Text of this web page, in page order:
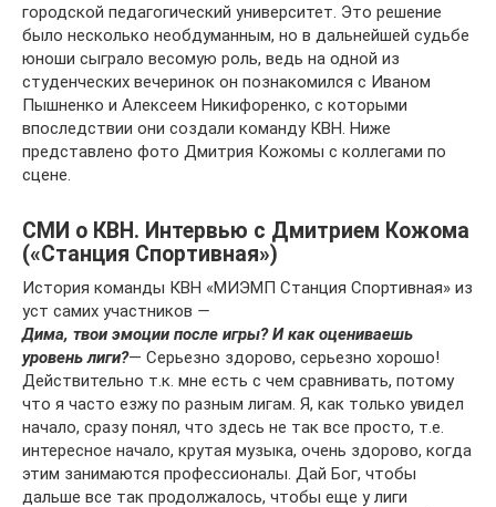
городской педагогический университет. Это решение
было несколько необдуманным, но в дальнейшей судьбе
юноши сыграло весомую роль, ведь на одной из
студенческих вечеринок он познакомился с Иваном
Пышненко и Алексеем Никифоренко, с которыми
впоследствии они создали команду КВН. Ниже
представлено фото Дмитрия Кожомы с коллегами по
сцене.
СМИ о КВН. Интервью с Дмитрием Кожома
(«Станция Спортивная»)
История команды КВН «МИЭМП Станция Спортивная» из
уст самих участников —
Дима, твои эмоции после игры? И как оцениваешь
уровень лиги?— Серьезно здорово, серьезно хорошо!
Действительно т.к. мне есть с чем сравнивать, потому
что я часто езжу по разным лигам. Я, как только увидел
начало, сразу понял, что здесь не так все просто, т.е.
интересное начало, крутая музыка, очень здорово, когда
этим занимаются профессионалы. Дай Бог, чтобы
дальше все так продолжалось, чтобы еще у лиги